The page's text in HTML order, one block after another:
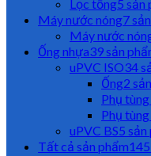
Lọc tổng5 sản
Máy nước nóng7
Máy nước
Ống nhựa39 sản
uPVC ISO34
Ống2
Phụ
Phụ
uPVC BS5 sản
Tất cả sản phẩm